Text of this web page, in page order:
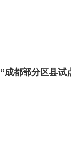
成都部分区县试